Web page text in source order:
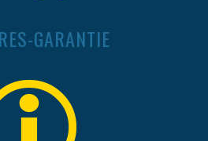
GARANTIE